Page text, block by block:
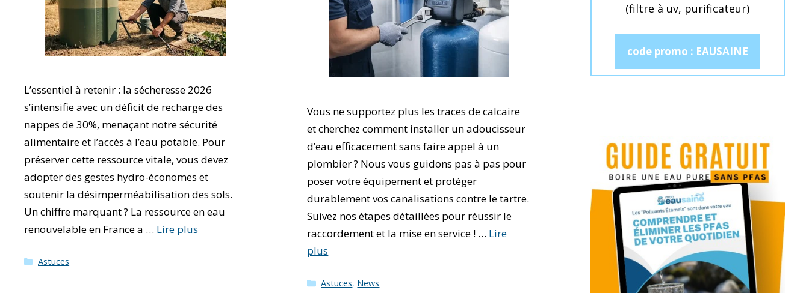
L’essentiel à retenir : la sécheresse 2026
s’intensifie avec un déficit de recharge des
nappes de 30%, menaçant notre sécurité
alimentaire et l’accès à l’eau potable. Pour
préserver cette ressource vitale, vous devez
adopter des gestes hydro-économes et
soutenir la désimperméabilisation des sols.
Un chiffre marquant ? La ressource en eau
renouvelable en France a … Lire plus
Catégories
Astuces
Vous ne supportez plus les traces de calcaire
et cherchez comment installer un adoucisseur
d’eau efficacement sans faire appel à un
plombier ? Nous vous guidons pas à pas pour
poser votre équipement et protéger
durablement vos canalisations contre le tartre.
Suivez nos étapes détaillées pour réussir le
raccordement et la mise en service ! … Lire
plus
Catégories
Astuces, News
(filtre à uv, purificateur)
code promo : EAUSAINE